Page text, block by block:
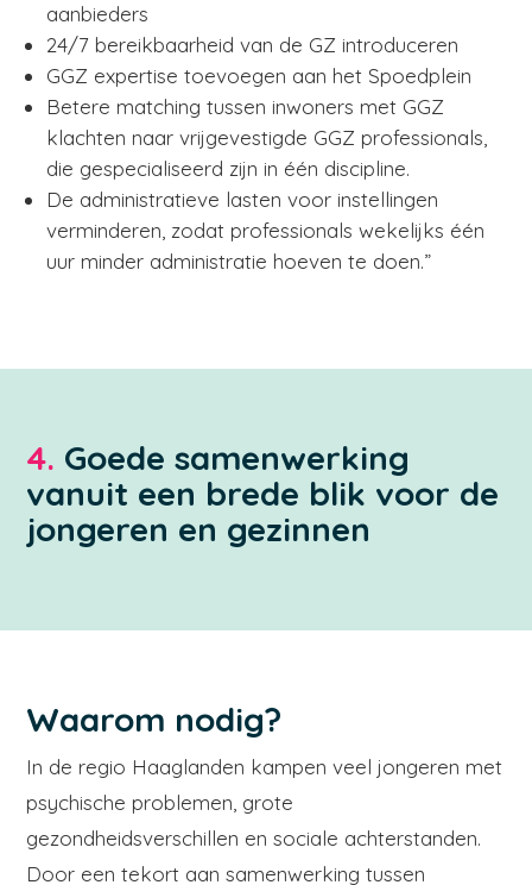
aanbieders
24/7 bereikbaarheid van de GZ introduceren
GGZ expertise toevoegen aan het Spoedplein
Betere matching tussen inwoners met GGZ
klachten naar vrijgevestigde GGZ professionals,
die gespecialiseerd zijn in één discipline.
De administratieve lasten voor instellingen
verminderen, zodat professionals wekelijks één
uur minder administratie hoeven te doen.”
4. Goede samenwerking
vanuit een brede blik voor de
jongeren en gezinnen
Waarom nodig?
In de regio Haaglanden kampen veel jongeren met
psychische problemen, grote
gezondheidsverschillen en sociale achterstanden.
Door een tekort aan samenwerking tussen